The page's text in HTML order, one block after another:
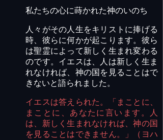
私たちの心に蒔かれた神のいのち
人々がその人生をキリストに捧げる
時、彼らに何かが起こります。彼ら
は聖霊によって新しく生まれ変わる
のです。イエスは、人は新しく生ま
れなければ、神の国を見ることはで
きないと語られました。
イエスは答えられた。「まことに、
まことに、あなたに言います。人
は、新しく生まれなければ、神の国
を見ることはできません。」（ヨハ